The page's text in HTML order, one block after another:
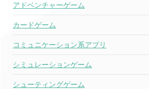
アドベンチャーゲーム
カードゲーム
コミュニケーション系アプリ
シミュレーションゲーム
シューティングゲーム